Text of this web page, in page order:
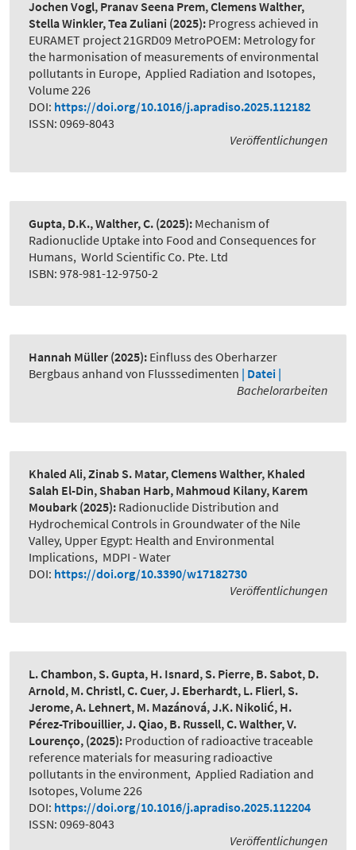
Jochen Vogl, Pranav Seena Prem, Clemens Walther,
Stella Winkler, Tea Zuliani (2025): Progress achieved in
EURAMET project 21GRD09 MetroPOEM: Metrology for
the harmonisation of measurements of environmental
pollutants in Europe, Applied Radiation and Isotopes,
Volume 226
DOI: https://doi.org/10.1016/j.apradiso.2025.112182
ISSN: 0969-8043
Veröffentlichungen
Gupta, D.K., Walther, C. (2025): Mechanism of
Radionuclide Uptake into Food and Consequences for
Humans, World Scientific Co. Pte. Ltd
ISBN: 978-981-12-9750-2
Hannah Müller (2025): Einfluss des Oberharzer
Bergbaus anhand von Flusssedimenten | Datei |
Bachelorarbeiten
Khaled Ali, Zinab S. Matar, Clemens Walther, Khaled
Salah El-Din, Shaban Harb, Mahmoud Kilany, Karem
Moubark (2025): Radionuclide Distribution and
Hydrochemical Controls in Groundwater of the Nile
Valley, Upper Egypt: Health and Environmental
Implications, MDPI - Water
DOI: https://doi.org/10.3390/w17182730
Veröffentlichungen
L. Chambon, S. Gupta, H. Isnard, S. Pierre, B. Sabot, D.
Arnold, M. Christl, C. Cuer, J. Eberhardt, L. Flierl, S.
Jerome, A. Lehnert, M. Mazánová, J.K. Nikolić, H.
Pérez-Tribouillier, J. Qiao, B. Russell, C. Walther, V.
Lourenço, (2025): Production of radioactive traceable
reference materials for measuring radioactive
pollutants in the environment, Applied Radiation and
Isotopes, Volume 226
DOI: https://doi.org/10.1016/j.apradiso.2025.112204
ISSN: 0969-8043
Veröffentlichungen